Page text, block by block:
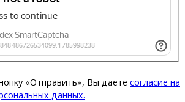
«Отправить», Вы даете согласие на
данных.